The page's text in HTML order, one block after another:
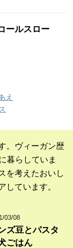
ールスロー
え
。ヴィーガン歴
暮らしていま
を考えたおいし
しています。
03/08
ズ豆とパスタ
ごはん